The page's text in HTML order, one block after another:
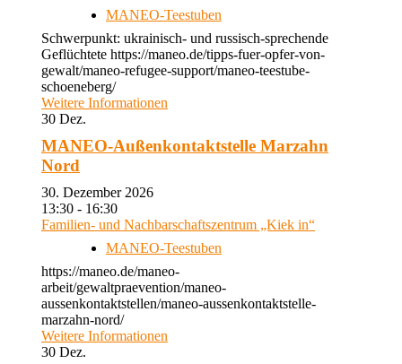
MANEO-Teestuben
Schwerpunkt: ukrainisch- und russisch-sprechende
Geflüchtete https://maneo.de/tipps-fuer-opfer-von-
gewalt/maneo-refugee-support/maneo-teestube-
schoeneberg/
Weitere Informationen
30 Dez.
MANEO-Außenkontaktstelle Marzahn
Nord
30. Dezember 2026
13:30 - 16:30
Familien- und Nachbarschaftszentrum „Kiek in“
MANEO-Teestuben
https://maneo.de/maneo-
arbeit/gewaltpraevention/maneo-
aussenkontaktstellen/maneo-aussenkontaktstelle-
marzahn-nord/
Weitere Informationen
30 Dez.